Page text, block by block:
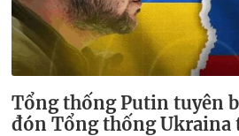
Tổng thống Putin tuyên
đón Tổng thống Ukraina